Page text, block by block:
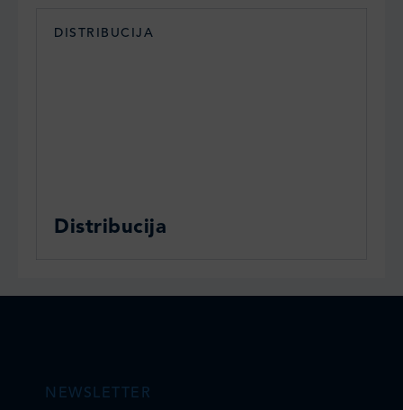
DISTRIBUCIJA
Distribucija
NEWSLETTER